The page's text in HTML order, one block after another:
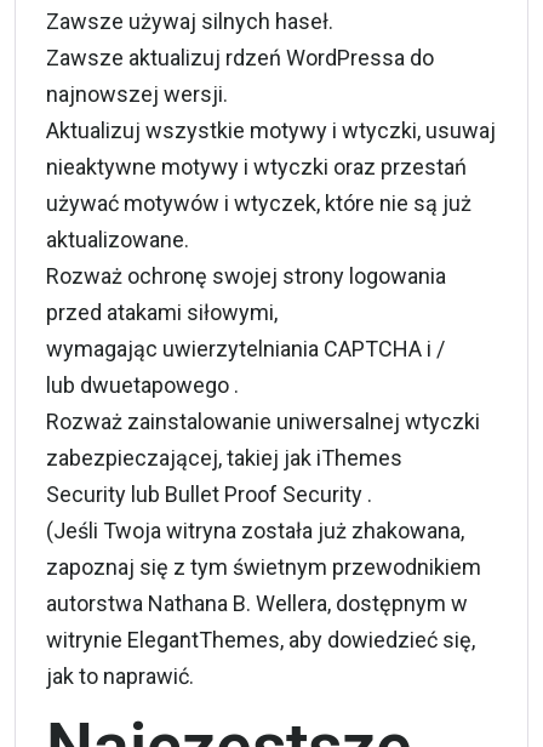
Zawsze używaj silnych haseł.
Zawsze aktualizuj rdzeń WordPressa do
najnowszej wersji.
Aktualizuj wszystkie motywy i wtyczki, usuwaj
nieaktywne motywy i wtyczki oraz przestań
używać motywów i wtyczek, które nie są już
aktualizowane.
Rozważ ochronę swojej strony logowania
przed atakami siłowymi,
wymagając uwierzytelniania CAPTCHA i /
lub dwuetapowego .
Rozważ zainstalowanie uniwersalnej wtyczki
zabezpieczającej, takiej jak iThemes
Security lub Bullet Proof Security .
(Jeśli Twoja witryna została już zhakowana,
zapoznaj się z tym świetnym przewodnikiem
autorstwa Nathana B. Wellera, dostępnym w
witrynie ElegantThemes, aby dowiedzieć się,
jak to naprawić.